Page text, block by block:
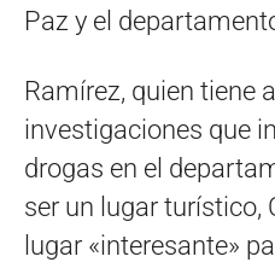
Paz y el
Ramírez, quien tiene
investigaciones que
drogas en el
ser un lugar turístico,
lugar «interesante»